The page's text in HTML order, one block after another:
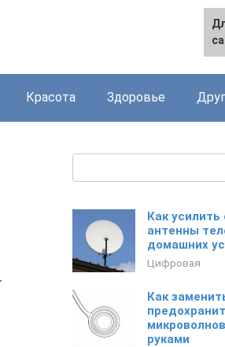
Красота Здоровье
Как усилить
антенны
домашних
Цифровая
Как
руками